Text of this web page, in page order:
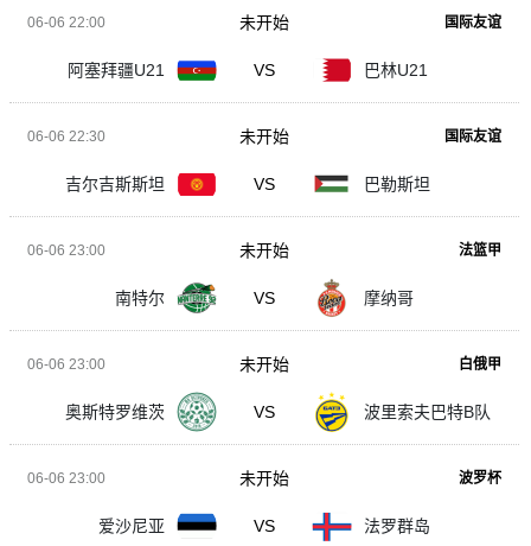
06-06 22:00 国际友谊
阿塞拜疆U21 VS 巴林U21
未开始
06-06 22:30 国际友谊
吉尔吉斯斯坦 VS 巴勒斯坦
未开始
06-06 23:00 法篮甲
南特尔 VS 摩纳哥
未开始
06-06 23:00 白俄甲
奥斯特罗维茨 VS 波里索夫巴特B队
未开始
06-06 23:00 波罗杯
爱沙尼亚 VS 法罗群岛
未开始